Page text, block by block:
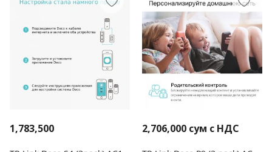
1,783,500 2,706,000 сум с НДС